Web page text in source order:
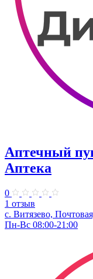
Аптечный
Аптека
0
1 отзыв
с. Витязево,
Пн-Вс 08:00-21:00